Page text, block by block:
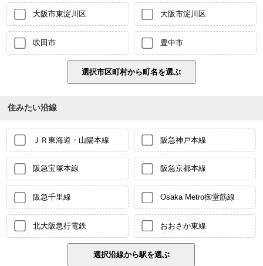
大阪市東淀川区 大阪市淀川区
吹田市 豊中市
住みたい沿線
ＪＲ東海道・山陽本線 阪急神戸本線
阪急宝塚本線 阪急京都本線
阪急千里線 Osaka Metro御堂筋線
北大阪急行電鉄 おおさか東線